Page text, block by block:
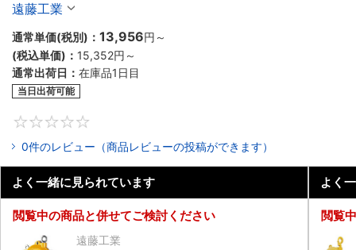
遠藤工業
通常単価(税別)： 13,956円 ～
(税込単価)： 15,352円 ～
通常出荷日： 在庫品1日目
当日出荷可能
0件のレビュー（商品レビューの投稿ができます）
よく一緒に見られています
閲覧中の商品と併せてご検討ください
遠藤工業
よく
閲覧